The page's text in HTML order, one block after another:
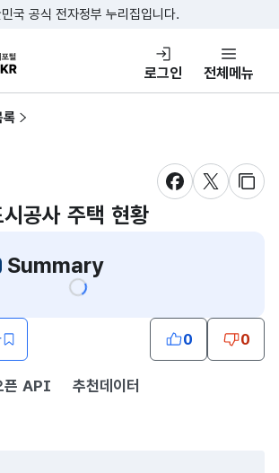
콘텐츠 바로가기
푸터 바로가기
국 공식 전자정부 누리집입니다.
공공데이터포털
로그인 전체메뉴
록
새창 열림새창 열림
새창
공사 주택 현황
Summary
0 0
픈 API 추천데이터